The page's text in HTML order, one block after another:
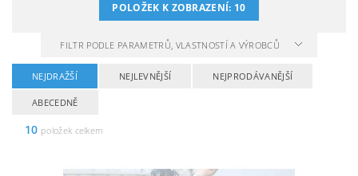
POLOŽEK K ZOBRAZENÍ: 10
FILTR PODLE PARAMETRŮ, VLASTNOSTÍ A VÝROBCŮ
NEJDRAŽŠÍ NEJLEVNĚJŠÍ NEJPRODÁVANĚJŠÍ
ABECEDNĚ
10 položek celkem